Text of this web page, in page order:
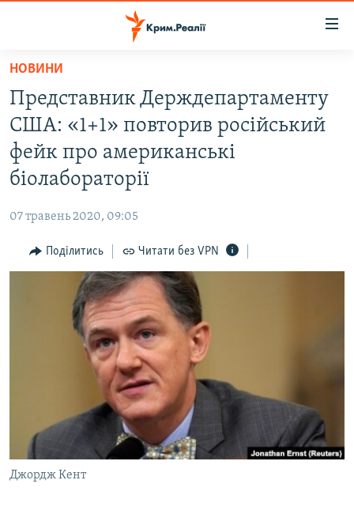
Перейти
основного
матеріалу
Перейти
до
основної
Перейти
пошуку
ВОДА.КРИМ
ВІДЕО ТА ФОТО
ПОЛІТИКА
ПОГЛЯД
ІНТЕРВ'Ю
ВСЕ ЗА ДЕНЬ
СПЕЦПРОЕКТИ
ДЕПОРТАЦІЯ
ВІДЕОУРОКИ «ELIFBE»
СВІДЧЕННЯ ОКУПАЦІЇ
УКРАЇНСЬКА ПРОБЛЕМА КРИМУ
ІНФОГРАФІКА
ЯК ОБІЙТИ БЛОКУВАННЯ
ДОЛУЧАЙСЯ!
НОВИНИ
Представник Держдепартаменту
США: «1+1» повторив російський
фейк про американські
біолабораторії
07 травень 2020, 09:05
Поділитись Читати без VPN
Джордж Кент